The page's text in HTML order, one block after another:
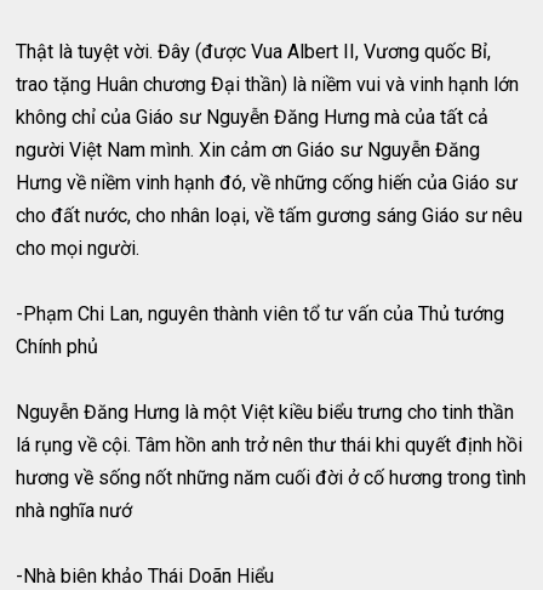
Thật là tuyệt vời. Đây (được Vua Albert II, Vương quốc Bỉ,
trao tặng Huân chương Đại thần) là niềm vui và vinh hạnh lớn
không chỉ của Giáo sư Nguyễn Đăng Hưng mà của tất cả
người Việt Nam mình. Xin cảm ơn Giáo sư Nguyễn Đăng
Hưng về niềm vinh hạnh đó, về những cống hiến của Giáo sư
cho đất nước, cho nhân loại, về tấm gương sáng Giáo sư nêu
cho mọi người.
-Phạm Chi Lan, nguyên thành viên tổ tư vấn của Thủ tướng
Chính phủ
Nguyễn Đăng Hưng là một Việt kiều biểu trưng cho tinh thần
lá rụng về cội. Tâm hồn anh trở nên thư thái khi quyết định hồi
hương về sống nốt những năm cuối đời ở cố hương trong tình
nhà nghĩa nướ
-Nhà biên khảo Thái Doãn Hiểu